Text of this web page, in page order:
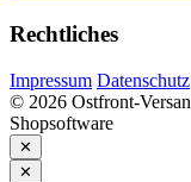
Rechtliches
Impressum Datenschutz
© 2026 Ostfront-
Shopsoftware
✕
✕